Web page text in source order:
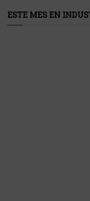
ESTE MES EN